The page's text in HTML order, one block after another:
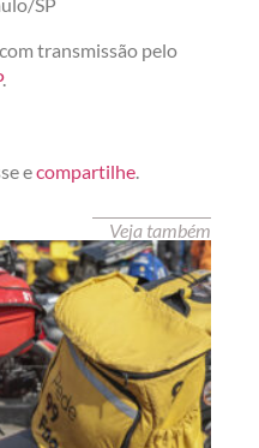
transmissão pelo
.
ecompartilhe
Veja também